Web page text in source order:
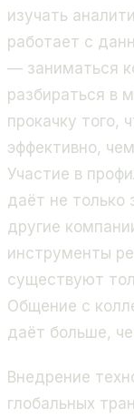
изучать
работает с
— заниматься
разбираться в
прокачку того,
эффективно,
Участие в
даёт не только
другие
инструменты
существуют
Общение с
даёт больше,
Внедрение
глобальных